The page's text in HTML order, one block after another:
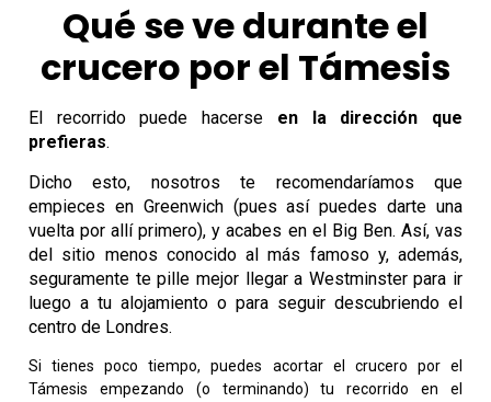
Qué se ve durante el
crucero por el Támesis
El recorrido puede hacerse en la dirección que
prefieras.
Dicho esto, nosotros te recomendaríamos que
empieces en Greenwich (pues así puedes darte una
vuelta por allí primero), y acabes en el Big Ben. Así, vas
del sitio menos conocido al más famoso y, además,
seguramente te pille mejor llegar a Westminster para ir
luego a tu alojamiento o para seguir descubriendo el
centro de Londres.
Si tienes poco tiempo, puedes acortar el crucero por el
Támesis empezando (o terminando) tu recorrido en el